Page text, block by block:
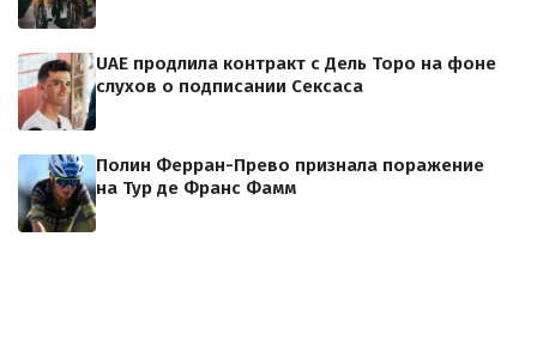
UAE продлила контракт с Дель Торо на фоне
слухов о подписании Сексаса
Полин Ферран-Прево признала поражение
на Тур де Франс Фамм